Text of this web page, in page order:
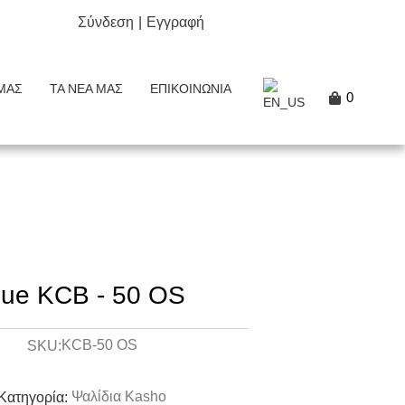
Σύνδεση Εγγραφή
ΤΑ ΝΈΑ ΜΑΣ ΕΠΙΚΟΙΝΩΝΊΑ
0
KCB - 50 OS
SKU:KCB-50 OS
Κατηγορία: Ψαλίδια Kasho